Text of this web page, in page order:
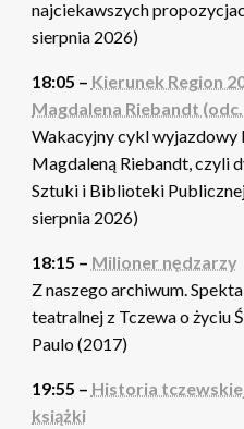
najciekawszych
sierpnia 2026)
18:05 – Kierunek Region
Magdalena Riebandt (odc.
Wakacyjny cykl wyjazdowy
Magdaleną Riebandt, czyli
Sztuki i Biblioteki
sierpnia 2026)
18:15 – Milioner nędzarzy
Z naszego archiwum.
teatralnej z Tczewa o życiu
Paulo (2017)
19:55 – Historia
książki